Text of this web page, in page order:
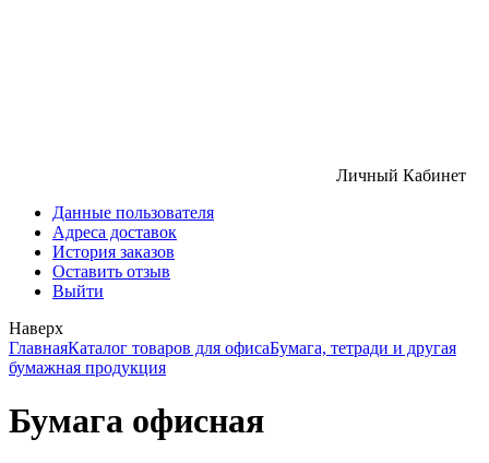
Личный Кабинет
Данные пользователя
Адреса доставок
История заказов
Оставить отзыв
Выйти
Наверх
ГлавнаяКаталог товаров для офисаБумага, тетради и другая
бумажная продукция
Бумага офисная